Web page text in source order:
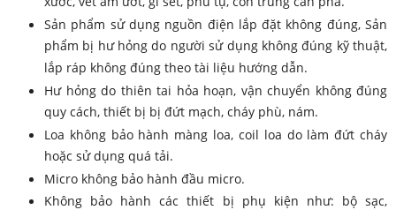
Sản phẩm sử dụng nguồn điện lắp đặt không đúng, Sản
phẩm bị hư hỏng do người sử dụng không đúng kỹ thuật,
lắp ráp không đúng theo tài liệu hướng dẫn.
Hư hỏng do thiên tai hỏa hoạn, vận chuyển không đúng
quy cách, thiết bị bị đứt mạch, cháy phù, nám.
Loa không bảo hành màng loa, coil loa do làm đứt cháy
hoặc sử dụng quá tải.
Micro không bảo hành đầu micro.
Không bảo hành các thiết bị phụ kiện như: bộ sạc,